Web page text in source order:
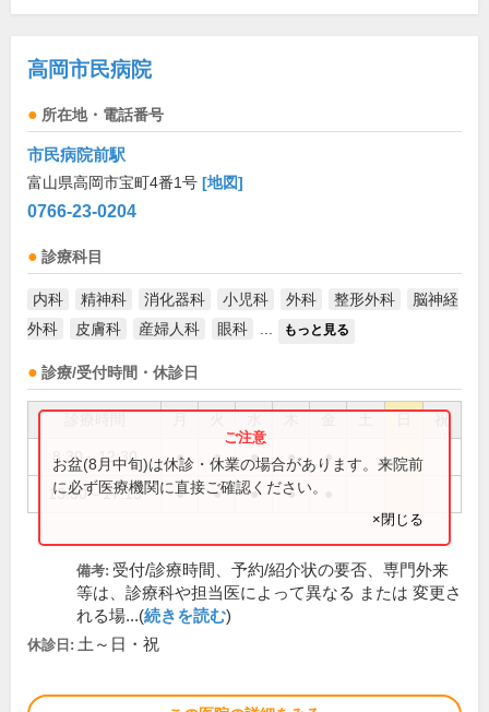
高岡市民病院
所在地・電話番号
市民病院前駅
富山県高岡市宝町4番1号 [地図]
0766-23-0204
診療科目
内科 精神科 消化器科 小児科 外科 整形外科
脳神経
外科
皮膚科 産婦人科 眼科 もっと見る
診療/受付時間・休診日
祝
8:30～12:30 ● ● ● ● ●
13:30～17:15 ● ● ● ●
お盆(8月中旬)は休診・休業の場合があります。来院前
に必ず医療機関に直接ご確認ください。
×閉じる
備考: 受付/診療時間、予約/紹介状の要否、専門外来
等は、診療科や担当医によって異なる または 変更さ
れる場...(続きを読む)
休診日: 土～日・祝